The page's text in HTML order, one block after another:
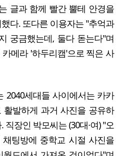
글과 함께 빨간 뿔테 안경을
다. 또다른 이용자는 "추억과
궁금했는데, 둘다 돋는다"며
메라 '하두리캠'으로 찍은 사
2040세대들 사이에서는 카카
발하게 과거 사진을 공유하
장인 박모씨는 (30대·여) "오
팅방에 중학교 시절 사진을